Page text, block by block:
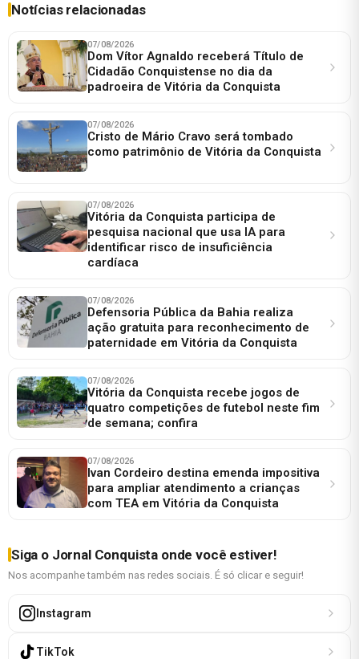
Notícias relacionadas
07/08/2026
Dom Vítor Agnaldo receberá Título de
Cidadão Conquistense no dia da
padroeira de Vitória da Conquista
07/08/2026
Cristo de Mário Cravo será tombado
como patrimônio de Vitória da Conquista
07/08/2026
Vitória da Conquista participa de
pesquisa nacional que usa IA para
identificar risco de insuficiência
cardíaca
07/08/2026
Defensoria Pública da Bahia realiza
ação gratuita para reconhecimento de
paternidade em Vitória da Conquista
07/08/2026
Vitória da Conquista recebe jogos de
quatro competições de futebol neste fim
de semana; confira
07/08/2026
Ivan Cordeiro destina emenda impositiva
para ampliar atendimento a crianças
com TEA em Vitória da Conquista
Siga o Jornal Conquista onde você estiver!
Nos acompanhe também nas redes sociais. É só clicar e seguir!
Instagram
TikTok